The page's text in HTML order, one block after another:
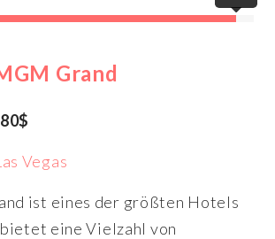
Grand
ist eines der größten Hotels
eine Vielzahl von